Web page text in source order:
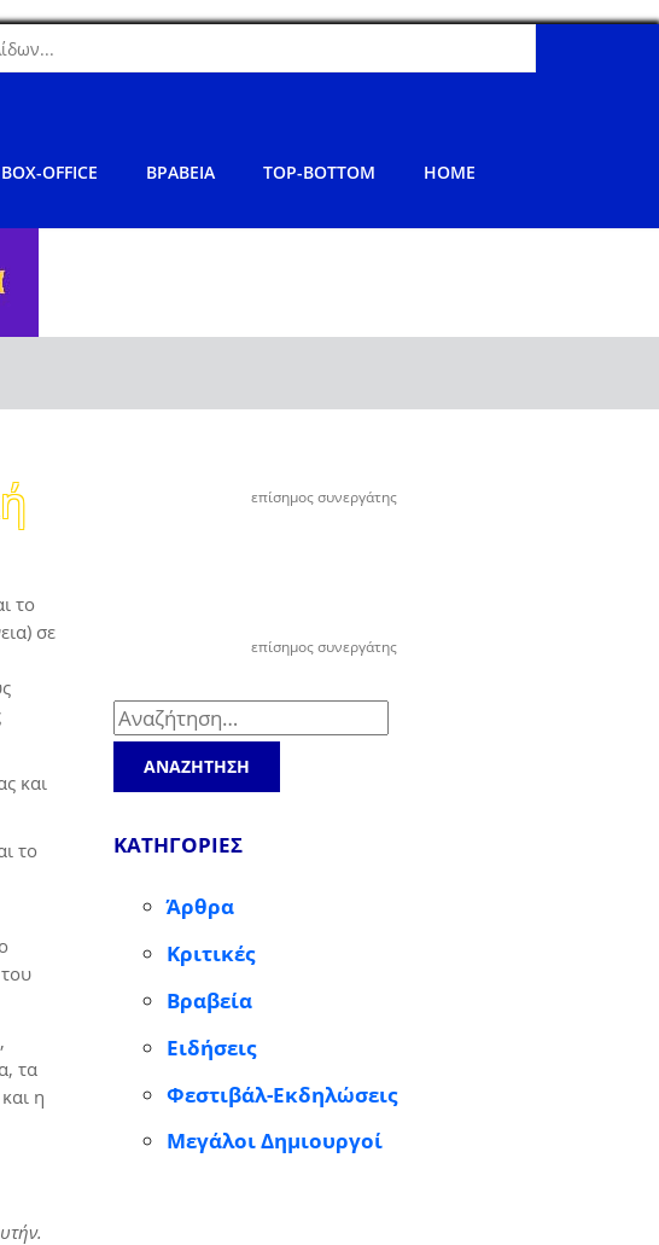
BOX-OFFICE ΒΡΑΒΕΙΑ TOP-BOTTOM HOME
το
σε
και
το
τα
η
επίσημος συνεργάτης
επίσημος συνεργάτης
Αναζήτηση
για:
ΚΑΤΗΓΟΡΙΕΣ
Άρθρα
Κριτικές
Βραβεία
Ειδήσεις
Φεστιβάλ-Εκδηλώσεις
Μεγάλοι Δημιουργοί